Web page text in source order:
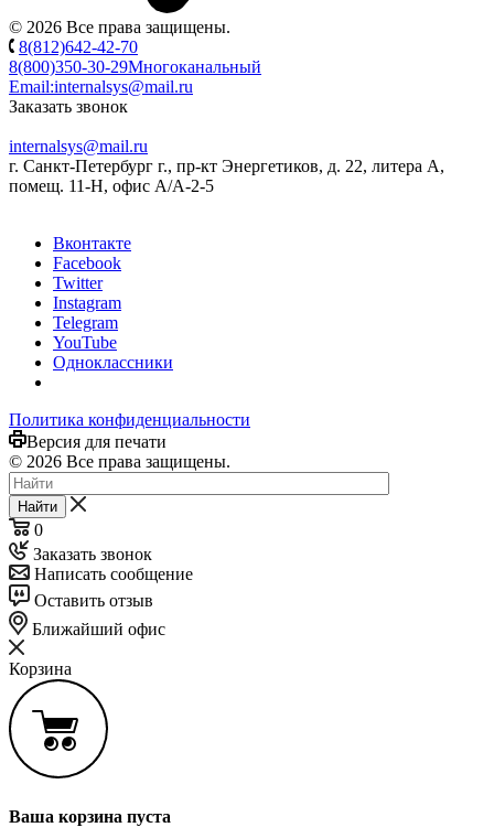
© 2026 Все права защищены.
8(812)642-42-70
8(800)350-30-29Многоканальный
Email:internalsys@mail.ru
Заказать звонок
internalsys@mail.ru
г. Санкт-Петербург г., пр-кт Энергетиков, д. 22, литера А,
помещ. 11-Н, офис А/А-2-5
Вконтакте
Facebook
Twitter
Instagram
Telegram
YouTube
Одноклассники
Политика конфиденциальности
Версия для печати
© 2026 Все права защищены.
Найти
0
Заказать звонок
Написать сообщение
Оставить отзыв
Ближайший офис
Корзина
Ваша корзина пуста